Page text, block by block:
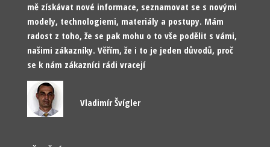
mě získávat nové informace, seznamovat se s novými
modely, technologiemi, materiály a postupy. Mám
radost z toho, že se pak mohu o to vše podělit s vámi,
našimi zákazníky. Věřím, že i to je jeden důvodů, proč
se k nám zákazníci rádi vracejí
Vladimír Švígler